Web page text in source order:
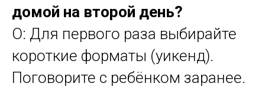
домой на второй день?
О: Для первого раза выбирайте
короткие форматы (уикенд).
Поговорите с ребёнком заранее.